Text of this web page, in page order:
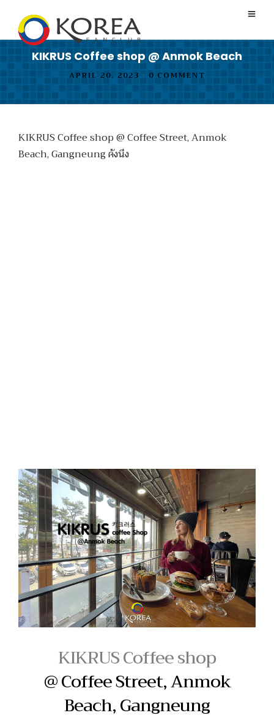
KIKRUS Coffee shop @ Anmok Beach
APRIL 20, 2023 • 0 COMMENT
KIKRUS Coffee shop @ Coffee Street, Anmok
Beach, Gangneung คังนึง
KIKRUS Coffee shop
@ Coffee Street, Anmok
Beach, Gangneung